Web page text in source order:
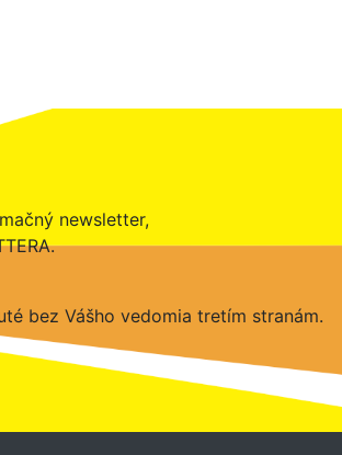
newsletter,
bez Vášho vedomia tretím stranám.